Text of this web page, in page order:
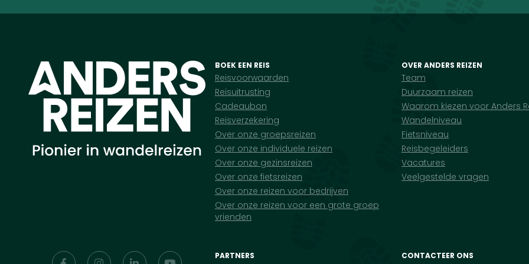
OVER ANDERS REIZEN
Team
Duurzaam reizen
Waarom kiezen voor Anders
Wandelniveau
Fietsniveau
Reisbegeleiders
Vacatures
Veelgestelde vragen
BOEK EEN REIS
Reisvoorwaarden
Reisuitrusting
Cadeaubon
Reisverzekering
Over onze groepsreizen
Over onze individuele reizen
Over onze gezinsreizen
Over onze fietsreizen
Over onze reizen voor bedrijven
Over onze reizen voor een grote groep
vrienden
CONTACTEER ONS
PARTNERS